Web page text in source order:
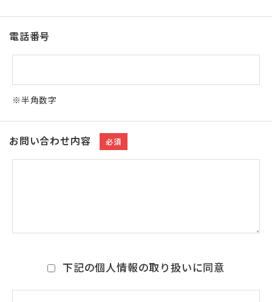
電話番号
※半角数字
お問い合わせ内容 必須
下記の個人情報の取り扱いに同意